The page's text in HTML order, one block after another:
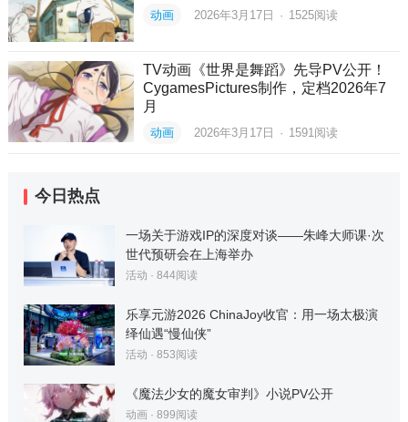
动画 2026年3月17日 · 1525阅读
TV动画《世界是舞蹈》先导PV公开！
CygamesPictures制作，定档2026年7
月
动画 2026年3月17日 · 1591阅读
今日热点
一场关于游戏IP的深度对谈——朱峰大师课·次
世代预研会在上海举办
活动 · 844阅读
乐享元游2026 ChinaJoy收官：用一场太极演
绎仙遇“慢仙侠”
活动 · 853阅读
《魔法少女的魔女审判》小说PV公开
动画· 899阅读